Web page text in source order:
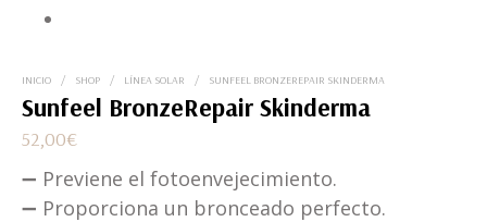
INICIO / SHOP / LÍNEA SOLAR / SUNFEEL BRONZEREPAIR SKINDERMA
Sunfeel BronzeRepair Skinderma
52,00€
➖ Previene el fotoenvejecimiento.
➖ Proporciona un bronceado perfecto.